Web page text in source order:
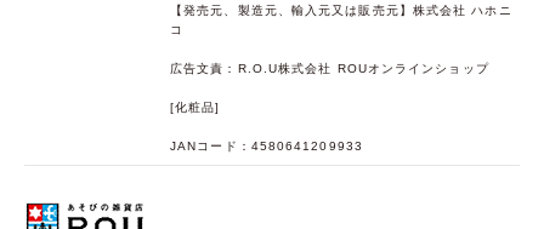
【発売元、製造元、輸入元又は販売元】株式会社 ハホニ
コ
広告文責：R.O.U株式会社 ROUオンラインショップ
[化粧品]
JANコード：4580641209933